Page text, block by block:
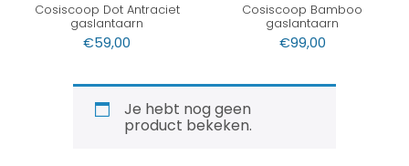
Cosiscoop Dot Antraciet
gaslantaarn
€59,00
Cosiscoop Bamboo
gaslantaarn
€99,00
Je hebt nog geen
product bekeken.